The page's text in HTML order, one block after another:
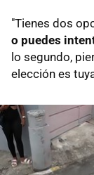
"Tienes dos
o puedes
lo segundo,
elección es